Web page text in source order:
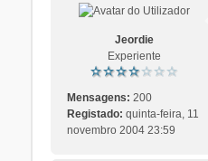
Jeordie
Experiente
Mensagens: 200
Registado: quinta-feira, 11
novembro 2004 23:59